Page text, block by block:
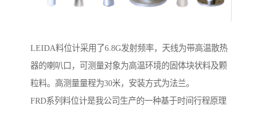
LEIDA料位计采用了6.8G发射频率，天线为带高温散热
器的喇叭口，可测量对象为高温环境的固体块状料及颗
粒料。高测量量程为30米，安装方式为法兰。
FRD系列料位计是我公司生产的一种基于时间行程原理